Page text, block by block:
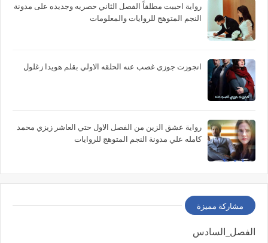
رواية احببت مطلقاً الفصل الثاني حصريه وجديده على مدونة
النجم المتوهج للروايات والمعلومات
اتجوزت جوزي غصب عنه الحلقه الاولي بقلم هويدا زغلول
رواية عشق الزين من الفصل الاول حتي العاشر زيزي محمد
كامله علي مدونة النجم المتوهج للروايات
مشاركة مميزة
الفصل_السادس